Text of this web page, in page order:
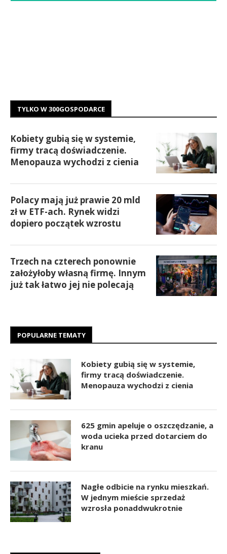
TYLKO W 300GOSPODARCE
Kobiety gubią się w systemie,
firmy tracą doświadczenie.
Menopauza wychodzi z cienia
Polacy mają już prawie 20 mld
zł w ETF-ach. Rynek widzi
dopiero początek wzrostu
Trzech na czterech ponownie
założyłoby własną firmę. Innym
już tak łatwo jej nie polecają
POPULARNE TEMATY
Kobiety gubią się w systemie,
firmy tracą doświadczenie.
Menopauza wychodzi z cienia
625 gmin apeluje o oszczędzanie, a
woda ucieka przed dotarciem do
kranu
Nagłe odbicie na rynku mieszkań.
W jednym mieście sprzedaż
wzrosła ponaddwukrotnie